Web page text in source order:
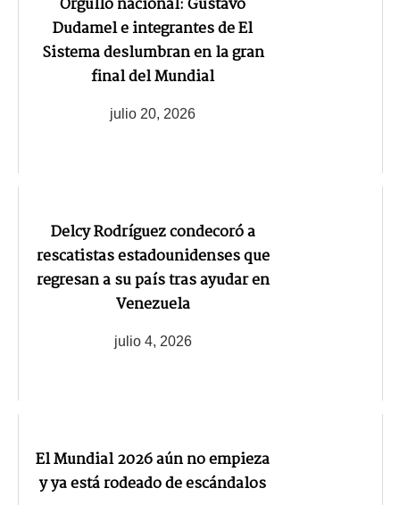
Orgullo nacional: Gustavo
Dudamel e integrantes de El
Sistema deslumbran en la gran
final del Mundial
julio 20, 2026
Delcy Rodríguez condecoró a
rescatistas estadounidenses que
regresan a su país tras ayudar en
Venezuela
julio 4, 2026
El Mundial 2026 aún no empieza
y ya está rodeado de escándalos